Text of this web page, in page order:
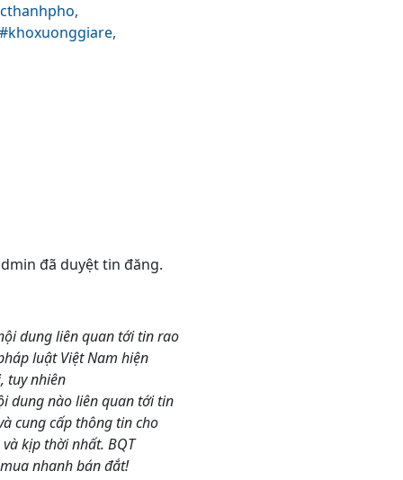
#khoxuonggiare,
đã duyệt tin đăng.
dung liên quan tới tin rao
luật Việt Nam hiện
tuy nhiên
dung nào liên quan tới tin
cung cấp thông tin cho
kịp thời nhất. BQT
nhanh bán đắt!